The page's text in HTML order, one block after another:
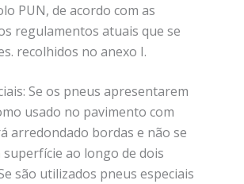
PUN, de acordo com as
regulamentos atuais que se
recolhidos no anexo I.
Se os pneus apresentarem
usado no pavimento com
arredondado bordas e não se
ao longo de dois
são utilizados pneus especiais